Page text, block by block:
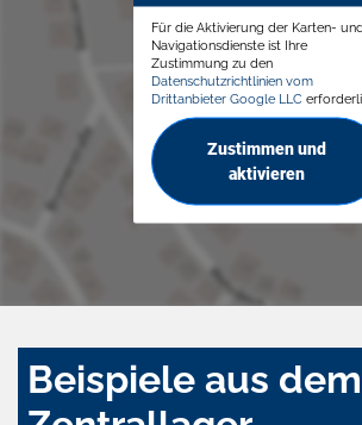
Für die Aktivierung der Karten- und
Navigationsdienste ist Ihre
Zustimmung zu den
Datenschutzrichtlinien vom
Drittanbieter Google LLC
Zustimmen und
aktivieren
Beispiele aus dem